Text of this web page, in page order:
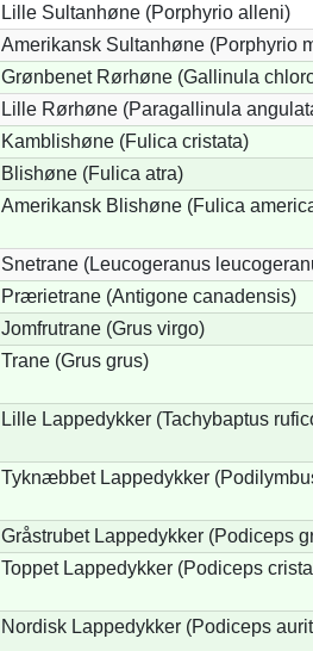
Lille Sultanhøne (Porphyrio alleni)
Amerikansk Sultanhøne (Porphyrio
Grønbenet Rørhøne (Gallinula
Lille Rørhøne (Paragallinula
Kamblishøne (Fulica cristata)
Blishøne (Fulica atra)
Amerikansk Blishøne (Fulica
Snetrane (Leucogeranus
Prærietrane (Antigone canadensis)
Jomfrutrane (Grus virgo)
Trane (Grus grus)
Lille Lappedykker (Tachybaptus
Tyknæbbet Lappedykker
Gråstrubet Lappedykker (Podiceps
Toppet Lappedykker (Podiceps
Nordisk Lappedykker (Podiceps